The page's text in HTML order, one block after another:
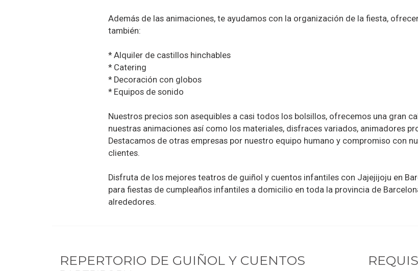
Además de las animaciones, te ayudamos con la organización de la fiesta,
también:
* Alquiler de castillos hinchables
* Catering
* Decoración con globos
* Equipos de sonido
Nuestros precios son asequibles a casi todos los bolsillos, ofrecemos una gran
nuestras animaciones así como los materiales, disfraces variados, animadores
Destacamos de otras empresas por nuestro equipo humano y compromiso con
clientes.
Disfruta de los mejores teatros de guiñol y cuentos infantiles con Jajejijoju en
para fiestas de cumpleaños infantiles a domicilio en toda la provincia de
alrededores.
REPERTORIO DE GUIÑOL Y CUENTOS